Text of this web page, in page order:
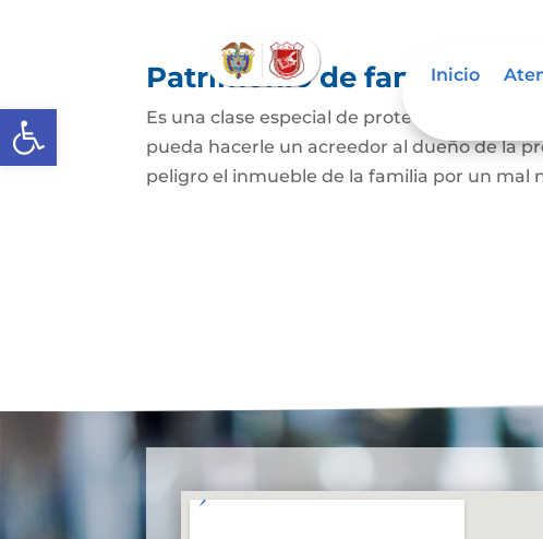
Abrir barra de herramientas
Inicio
Patrimonio de familia
Es una clase especial de protección de la
pueda hacerle un acreedor al dueño de la
peligro el inmueble de la familia por un mal